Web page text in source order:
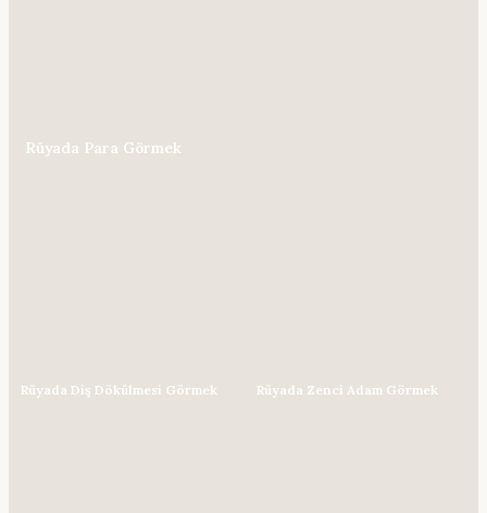
Rüyada Para Görmek
Rüyada Diş Dökülmesi Görmek Rüyada Zenci Adam Görmek